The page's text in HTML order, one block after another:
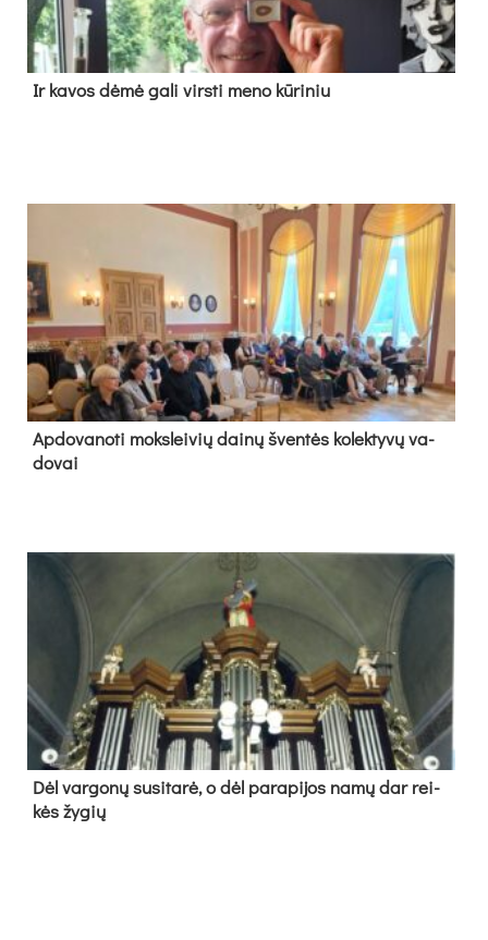
Ir ka­vos dė­mė ga­li virs­ti me­no kū­ri­niu
Ap­do­va­no­ti moks­lei­vių dai­nų šven­tės ko­lek­ty­vų va­
do­vai
Dėl var­go­nų su­si­ta­rė, o dėl pa­ra­pi­jos na­mų dar rei­
kės žy­gių